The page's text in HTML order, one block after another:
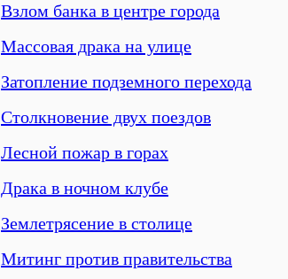
Взлом банка в центре города
Массовая драка на улице
Затопление подземного перехода
Столкновение двух поездов
Лесной пожар в горах
Драка в ночном клубе
Землетрясение в столице
Митинг против правительства